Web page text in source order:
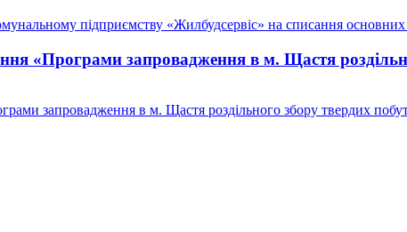
підприємству «Жилбудсервіс» на списання основних
«Програми запровадження в м. Щастя
запровадження в м. Щастя роздільного збору твердих